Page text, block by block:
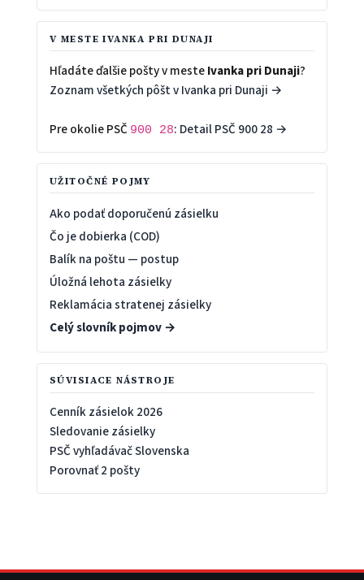
V MESTE IVANKA PRI DUNAJI
Hľadáte ďalšie pošty v mesteIvanka pri Dunaji?
Zoznam všetkých pôšt v Ivanka pri Dunaji →
Pre okolie PSČ 900 28: Detail PSČ 900 28 →
UŽITOČNÉ POJMY
Ako podať doporučenú zásielku
Čo je dobierka (COD)
Balík na poštu — postup
Úložná lehota zásielky
Reklamácia stratenej zásielky
Celý slovník pojmov →
SÚVISIACE NÁSTROJE
Cenník zásielok 2026
Sledovanie zásielky
PSČ vyhľadávač Slovenska
Porovnať 2 pošty